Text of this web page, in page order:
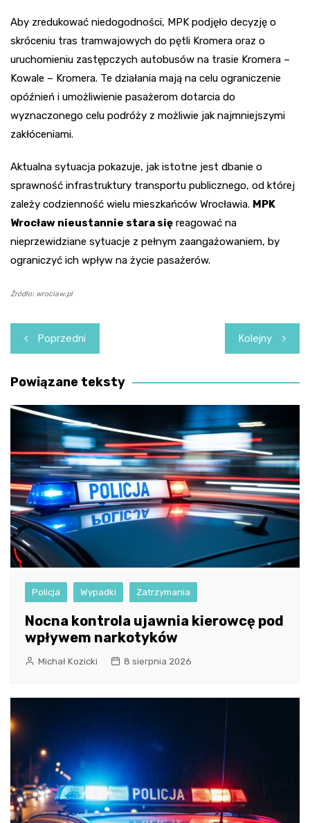
Aby zredukować niedogodności, MPK podjęło decyzję o
skróceniu tras tramwajowych do pętli Kromera oraz o
uruchomieniu zastępczych autobusów na trasie Kromera –
Kowale – Kromera. Te działania mają na celu ograniczenie
opóźnień i umożliwienie pasażerom dotarcia do
wyznaczonego celu podróży z możliwie jak najmniejszymi
zakłóceniami.
Aktualna sytuacja pokazuje, jak istotne jest dbanie o
sprawność infrastruktury transportu publicznego, od której
zależy codzienność wielu mieszkańców Wrocławia. MPK
Wrocław nieustannie stara się reagować na
nieprzewidziane sytuacje z pełnym zaangażowaniem, by
ograniczyć ich wpływ na życie pasażerów.
Źródło: wroclaw.pl
Nawigacja
wpisu
Poprzedni Kolejny
Powiązane teksty
Policja Wypadki Zatrzymania
Nocna kontrola ujawnia kierowcę pod
wpływem narkotyków
Michał Kozicki 8 sierpnia 2026